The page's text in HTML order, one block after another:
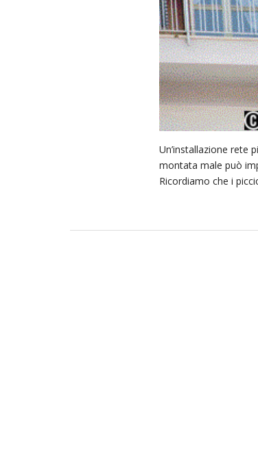
Un’installazione rete
montata male può
Ricordiamo che i